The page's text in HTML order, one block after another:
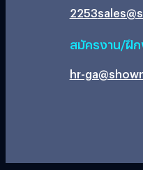
2253
สมัครงาน/ฝึ
hr-